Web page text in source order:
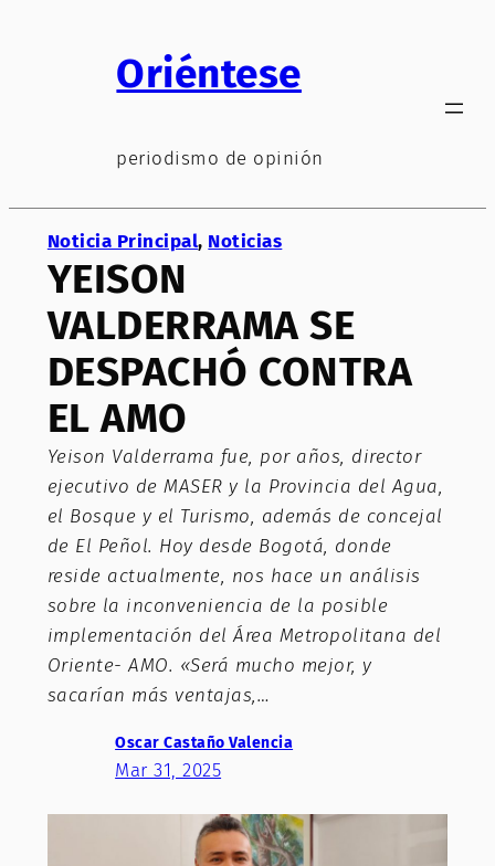
Oriéntese
periodismo de opinión
Noticia Principal, Noticias
YEISON
VALDERRAMA SE
DESPACHÓ CONTRA
EL AMO
Yeison Valderrama fue, por años, director
ejecutivo de MASER y la Provincia del Agua,
el Bosque y el Turismo, además de concejal
de El Peñol. Hoy desde Bogotá, donde
reside actualmente, nos hace un análisis
sobre la inconveniencia de la posible
implementación del Área Metropolitana del
Oriente- AMO. «Será mucho mejor, y
sacarían más ventajas,…
Oscar Castaño Valencia
Mar 31, 2025